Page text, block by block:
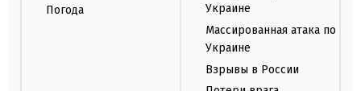
Погода
Украине
Массированная атака по
Украине
Взрывы в России